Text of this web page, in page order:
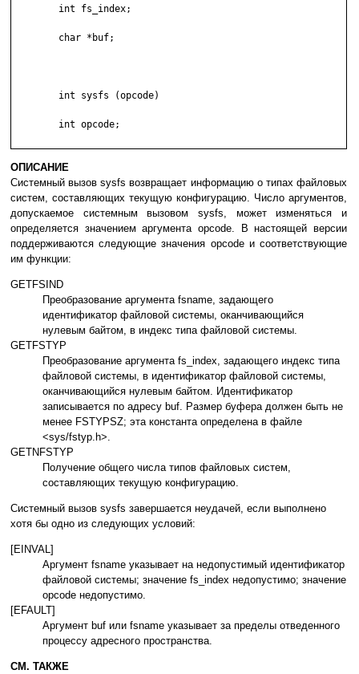
        int fs_index;
        char *buf;
        int sysfs (opcode)
        int opcode;
ОПИСАНИЕ
Системный вызов sysfs возвращает информацию о типах файловых
систем, составляющих текущую конфигурацию. Число аргументов,
допускаемое системным вызовом sysfs, может изменяться и
определяется значением аргумента opcode. В настоящей версии
поддерживаются следующие значения opcode и соответствующие
им функции:
GETFSIND
Преобразование аргумента fsname, задающего
идентификатор файловой системы, оканчивающийся
нулевым байтом, в индекс типа файловой системы.
GETFSTYP
Преобразование аргумента fs_index, задающего индекс типа
файловой системы, в идентификатор файловой системы,
оканчивающийся нулевым байтом. Идентификатор
записывается по адресу buf. Размер буфера должен быть не
менее FSTYPSZ; эта константа определена в файле
<sys/fstyp.h>.
GETNFSTYP
Получение общего числа типов файловых систем,
составляющих текущую конфигурацию.
Системный вызов sysfs завершается неудачей, если выполнено
хотя бы одно из следующих условий:
[EINVAL]
Аргумент fsname указывает на недопустимый идентификатор
файловой системы; значение fs_index недопустимо; значение
opcode недопустимо.
[EFAULT]
Аргумент buf или fsname указывает за пределы отведенного
процессу адресного пространства.
СМ. ТАКЖЕ